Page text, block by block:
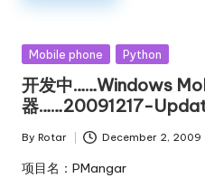
Posted
Mobile phone Python
开发中……Windows
器……20091217-
Posted
by
By Rotar December 2, 2009
项目名：PMangar